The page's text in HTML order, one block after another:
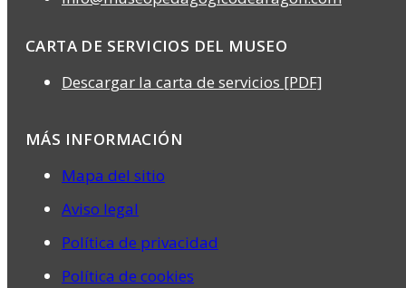
CARTA DE SERVICIOS DEL MUSEO
Descargar la carta de servicios [PDF]
MÁS INFORMACIÓN
Mapa del sitio
Aviso legal
Política de privacidad
Política de cookies